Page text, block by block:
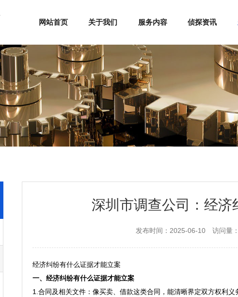
网站首页 关于我们 服务内容 侦探资讯
深圳市调查公司：经济
发布时间：2025-06-10 访问量
经济纠纷有什么证据才能立案
一、经济纠纷有什么证据才能立案
1.合同及相关文件：像买卖、借款这类合同，能清晰界定双方权利义